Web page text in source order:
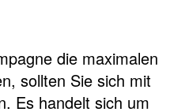
die maximalen
sollten Sie sich mit
Es handelt sich um